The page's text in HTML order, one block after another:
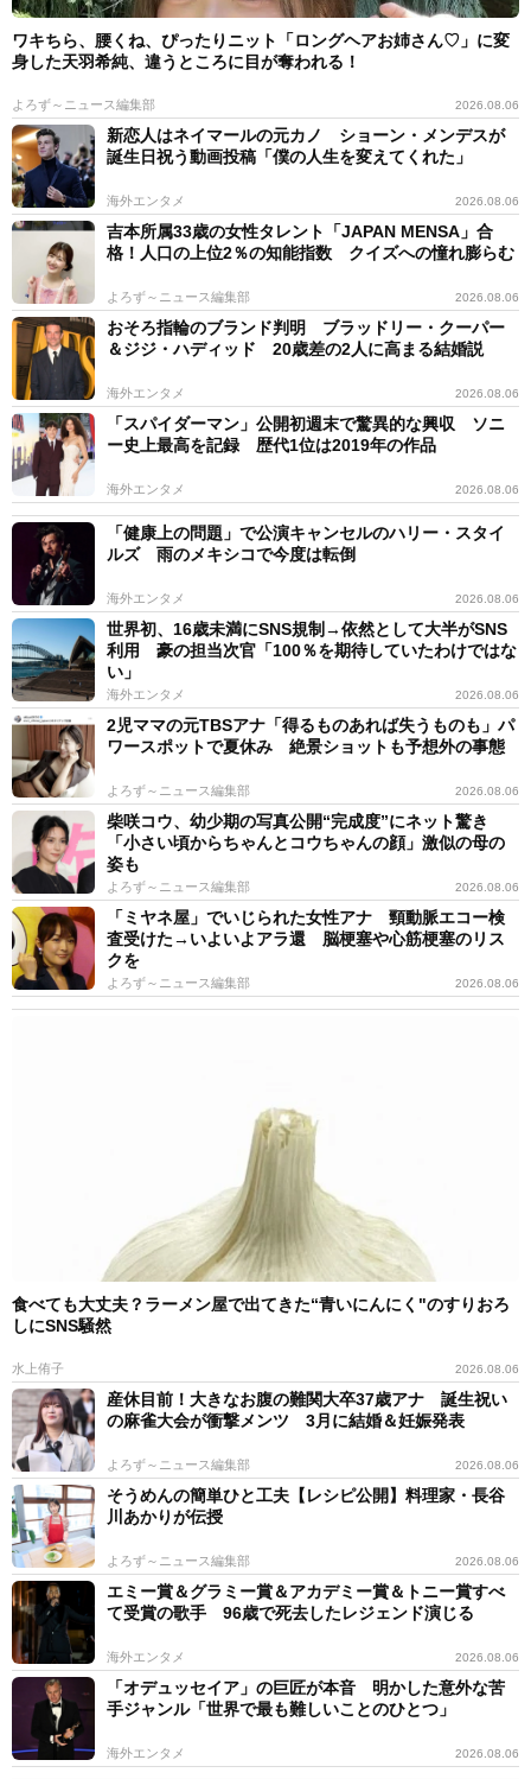
ワキちら、腰くね、ぴったりニット「ロングヘアお姉さん♡」に変
身した天羽希純、違うところに目が奪われる！
よろず～ニュース編集部 2026.08.06
新恋人はネイマールの元カノ ショーン・メンデスが
誕生日祝う動画投稿「僕の人生を変えてくれた」
海外エンタメ 2026.08.06
吉本所属33歳の女性タレント「JAPAN MENSA」合
格！人口の上位2％の知能指数 クイズへの憧れ膨らむ
よろず～ニュース編集部 2026.08.06
おそろ指輪のブランド判明 ブラッドリー・クーパー
＆ジジ・ハディッド 20歳差の2人に高まる結婚説
海外エンタメ 2026.08.06
「スパイダーマン」公開初週末で驚異的な興収 ソニ
ー史上最高を記録 歴代1位は2019年の作品
海外エンタメ 2026.08.06
「健康上の問題」で公演キャンセルのハリー・スタイ
ルズ 雨のメキシコで今度は転倒
海外エンタメ 2026.08.06
世界初、16歳未満にSNS規制→依然として大半がSNS
利用 豪の担当次官「100％を期待していたわけではな
い」
海外エンタメ 2026.08.06
2児ママの元TBSアナ「得るものあれば失うものも」パ
ワースポットで夏休み 絶景ショットも予想外の事態
よろず～ニュース編集部 2026.08.06
柴咲コウ、幼少期の写真公開“完成度”にネット驚き
「小さい頃からちゃんとコウちゃんの顔」激似の母の
姿も
よろず～ニュース編集部 2026.08.06
「ミヤネ屋」でいじられた女性アナ 頸動脈エコー検
査受けた→いよいよアラ還 脳梗塞や心筋梗塞のリス
クを
よろず～ニュース編集部 2026.08.06
食べても大丈夫？ラーメン屋で出てきた“青いにんにく"のすりおろ
しにSNS騒然
水上侑子 2026.08.06
産休目前！大きなお腹の難関大卒37歳アナ 誕生祝い
の麻雀大会が衝撃メンツ 3月に結婚＆妊娠発表
よろず～ニュース編集部 2026.08.06
そうめんの簡単ひと工夫【レシピ公開】料理家・長谷
川あかりが伝授
よろず～ニュース編集部 2026.08.06
エミー賞＆グラミー賞＆アカデミー賞＆トニー賞すべ
て受賞の歌手 96歳で死去したレジェンド演じる
海外エンタメ 2026.08.06
「オデュッセイア」の巨匠が本音 明かした意外な苦
手ジャンル「世界で最も難しいことのひとつ」
海外エンタメ 2026.08.06